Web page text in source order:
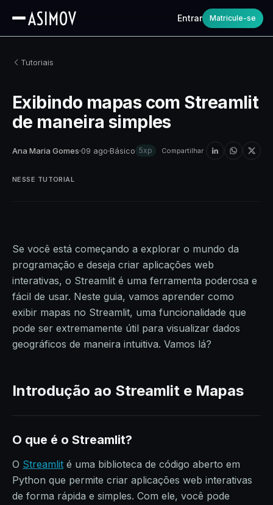
Entrar Matricule-se
Tutoriais
Exibindo mapas com Streamlit
de maneira simples
Ana Maria Gomes 09 ago Básico 5xp Compartilhar
Se você está começando a explorar o mundo da
programação e deseja criar aplicações web
interativas, o Streamlit é uma ferramenta poderosa e
fácil de usar. Neste guia, vamos aprender como
exibir mapas no Streamlit, uma funcionalidade que
pode ser extremamente útil para visualizar dados
geográficos de maneira intuitiva. Vamos lá?
Introdução ao Streamlit e Mapas
O que é o Streamlit?
O Streamlit é uma biblioteca de código aberto em
Python que permite criar aplicações web interativas
de forma rápida e simples. Com ele, você pode
NESSE TUTORIAL